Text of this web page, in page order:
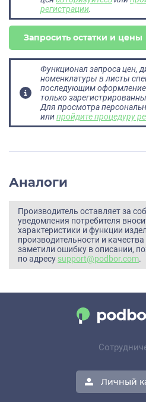
регистрации.
Запросить остатки и цены
Функционал запроса цен,
номенклатуры в листы
последующим
только
Для просмотра
илипройдите процедуру
Аналоги
Производитель оставляет за
уведомления потребителя
характеристики и функции
производительности и
заметили ошибку в описании,
по адресу support@podbor.com.
Личный